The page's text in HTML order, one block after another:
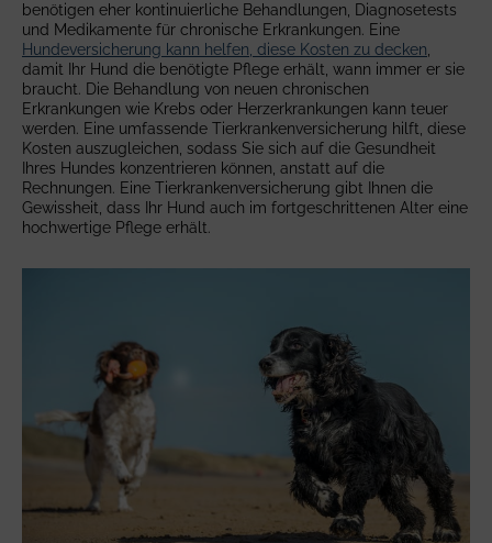
benötigen eher kontinuierliche Behandlungen, Diagnosetests
und Medikamente für chronische Erkrankungen. Eine
Hundeversicherung kann helfen, diese Kosten zu decken
damit Ihr Hund die benötigte Pflege erhält, wann immer er sie
braucht. Die Behandlung von neuen chronischen
Erkrankungen wie Krebs oder Herzerkrankungen kann teuer
werden. Eine umfassende Tierkrankenversicherung hilft, diese
Kosten auszugleichen, sodass Sie sich auf die Gesundheit
Ihres Hundes konzentrieren können, anstatt auf die
Rechnungen.
Eine Tierkrankenversicherung gibt Ihnen die
Gewissheit, dass Ihr Hund auch im fortgeschrittenen Alter eine
hochwertige Pflege erhält.